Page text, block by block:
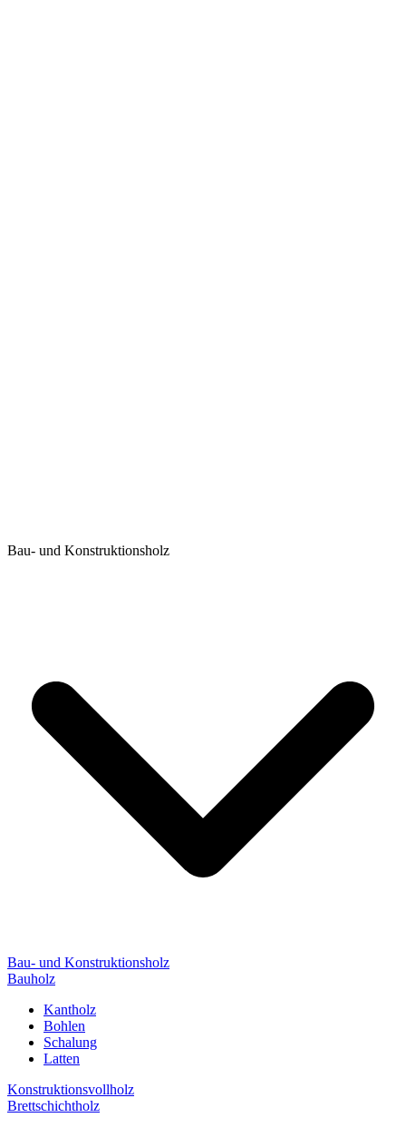
Bau- und Konstruktionsholz
Bau- und Konstruktionsholz
Bauholz
Kantholz
Bohlen
Schalung
Latten
Konstruktionsvollholz
Brettschichtholz